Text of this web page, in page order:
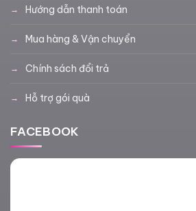
Hướng dẫn thanh toán
Mua hàng & Vận chuyển
Chính sách đổi trả
Hỗ trợ gói quà
FACEBOOK